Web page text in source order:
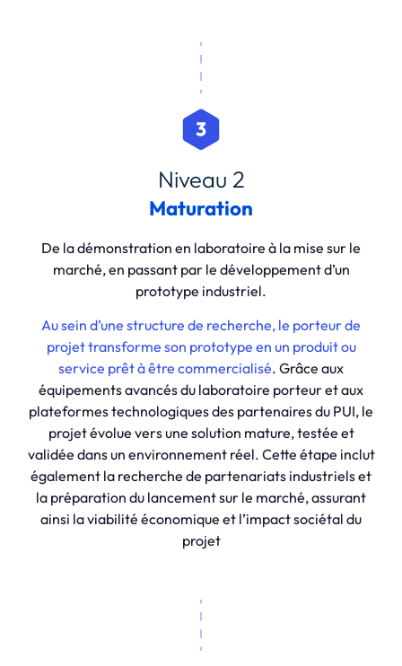
Niveau 2
Maturation
De la démonstration en laboratoire à la mise sur le
marché, en passant par le développement d’un
prototype industriel.
Au sein d’une structure de recherche, le porteur de
projet transforme son prototype en un produit ou
service prêt à être commercialisé. Grâce aux
équipements avancés du laboratoire porteur et aux
plateformes technologiques des partenaires du PUI, le
projet évolue vers une solution mature, testée et
validée dans un environnement réel. Cette étape inclut
également la recherche de partenariats industriels et
la préparation du lancement sur le marché, assurant
ainsi la viabilité économique et l’impact sociétal du
projet